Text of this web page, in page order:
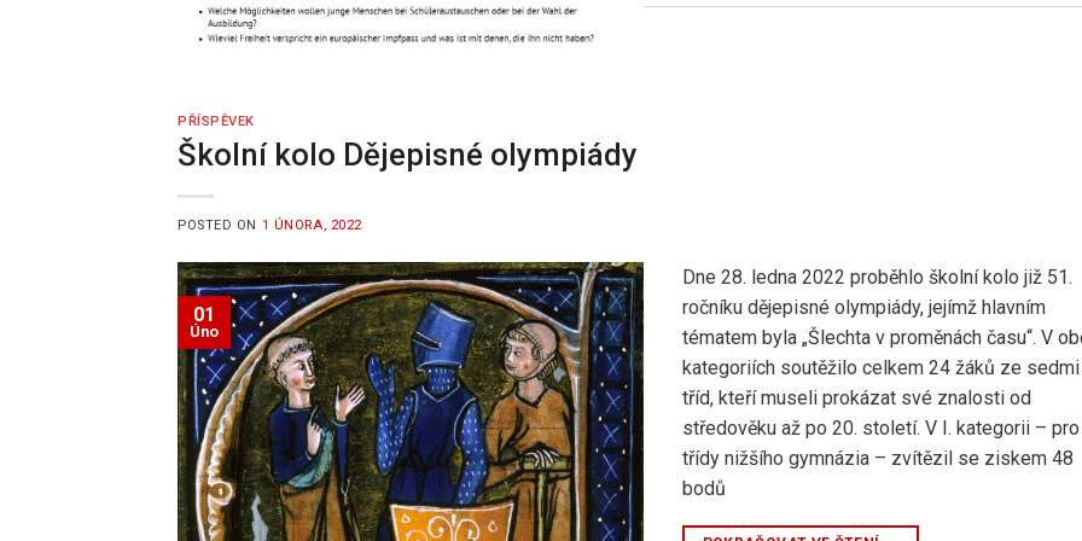
PŘÍSPĚVEK
Školní kolo Dějepisné olympiády
POSTED ON 1 ÚNORA, 2022
01
Úno
Dne 28. ledna 2022 proběhlo školní kolo již 51.
ročníku dějepisné olympiády, jejímž hlavním
tématem byla „Šlechta v proměnách času“. V
kategoriích soutěžilo celkem 24 žáků ze sedmi
tříd, kteří museli prokázat své znalosti od
středověku až po 20. století. V I. kategorii – pro
třídy nižšího gymnázia – zvítězil se ziskem 48
bodů